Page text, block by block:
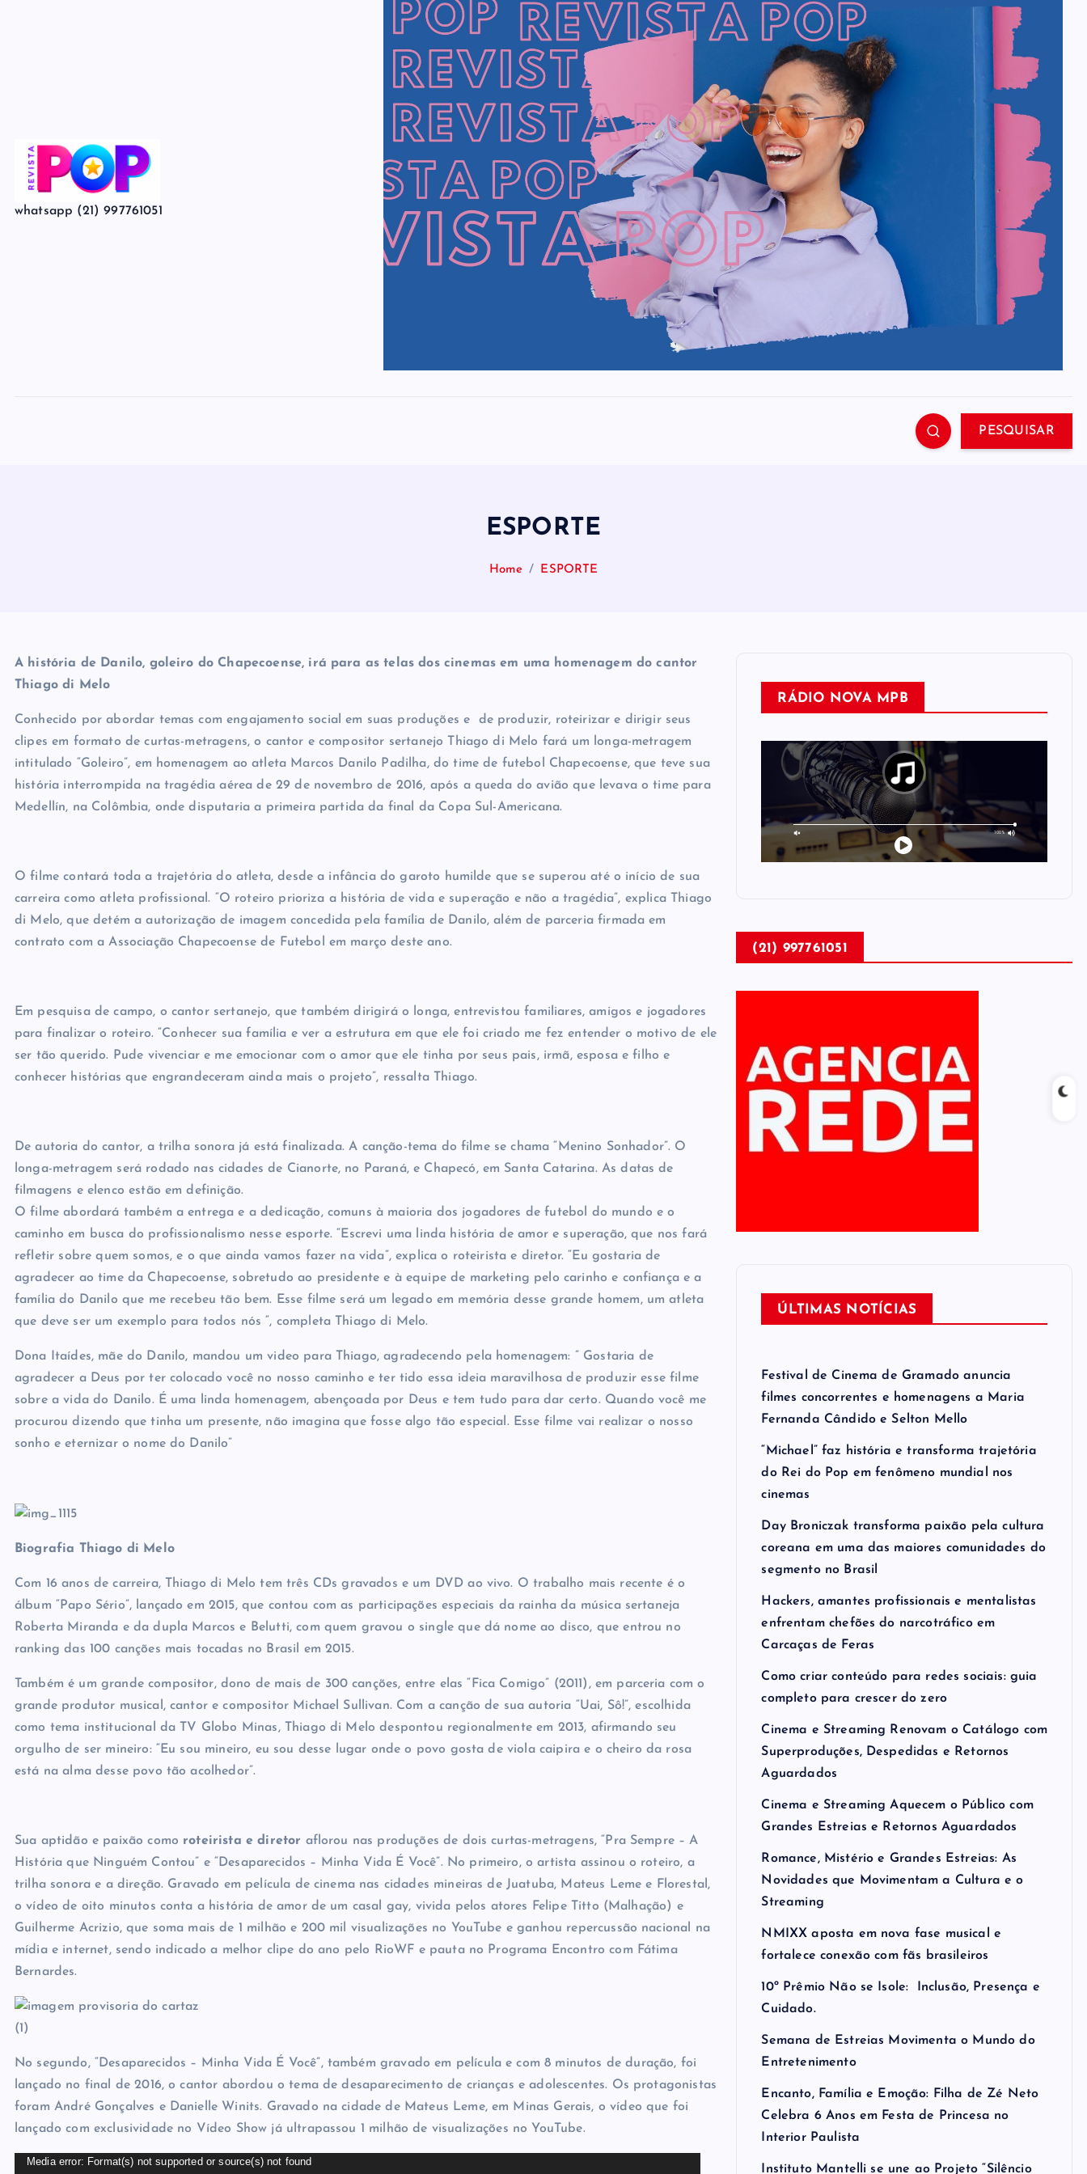
whatsapp (21) 997761051
PESQUISAR
ESPORTE
Home ESPORTE
A história de Danilo, goleiro do Chapecoense, irá para as telas dos cinemas em uma homenagem do cantor
Thiago di Melo
Conhecido por abordar temas com engajamento social em suas produções e de produzir, roteirizar e dirigir seus
clipes em formato de curtas-metragens, o cantor e compositor sertanejo Thiago di Melo fará um longa-metragem
intitulado “Goleiro”, em homenagem ao atleta Marcos Danilo Padilha, do time de futebol Chapecoense, que teve sua
história interrompida na tragédia aérea de 29 de novembro de 2016, após a queda do avião que levava o time para
Medellín, na Colômbia, onde disputaria a primeira partida da final da Copa Sul-Americana.
O filme contará toda a trajetória do atleta, desde a infância do garoto humilde que se superou até o início de sua
carreira como atleta profissional. “O roteiro prioriza a história de vida e superação e não a tragédia”, explica Thiago
di Melo, que detém a autorização de imagem concedida pela família de Danilo, além de parceria firmada em
contrato com a Associação Chapecoense de Futebol em março deste ano.
Em pesquisa de campo, o cantor sertanejo, que também dirigirá o longa, entrevistou familiares, amigos e jogadores
para finalizar o roteiro. “Conhecer sua família e ver a estrutura em que ele foi criado me fez entender o motivo de ele
ser tão querido. Pude vivenciar e me emocionar com o amor que ele tinha por seus pais, irmã, esposa e filho e
conhecer histórias que engrandeceram ainda mais o projeto”, ressalta Thiago.
De autoria do cantor, a trilha sonora já está finalizada. A canção-tema do filme se chama “Menino Sonhador”. O
longa-metragem será rodado nas cidades de Cianorte, no Paraná, e Chapecó, em Santa Catarina. As datas de
filmagens e elenco estão em definição.
O filme abordará também a entrega e a dedicação, comuns à maioria dos jogadores de futebol do mundo e o
caminho em busca do profissionalismo nesse esporte. “Escrevi uma linda história de amor e superação, que nos fará
refletir sobre quem somos, e o que ainda vamos fazer na vida”, explica o roteirista e diretor. “Eu gostaria de
agradecer ao time da Chapecoense, sobretudo ao presidente e à equipe de marketing pelo carinho e confiança e a
família do Danilo que me recebeu tão bem. Esse filme será um legado em memória desse grande homem, um atleta
que deve ser um exemplo para todos nós “, completa Thiago di Melo.
Dona Itaídes, mãe do Danilo, mandou um video para Thiago, agradecendo pela homenagem: ” Gostaria de
agradecer a Deus por ter colocado você no nosso caminho e ter tido essa ideia maravilhosa de produzir esse filme
sobre a vida do Danilo. É uma linda homenagem, abençoada por Deus e tem tudo para dar certo. Quando você me
procurou dizendo que tinha um presente, não imagina que fosse algo tão especial. Esse filme vai realizar o nosso
sonho e eternizar o nome do Danilo”
Biografia Thiago di Melo
Com 16 anos de carreira, Thiago di Melo tem três CDs gravados e um DVD ao vivo. O trabalho mais recente é o
álbum “Papo Sério”, lançado em 2015, que contou com as participações especiais da rainha da música sertaneja
Roberta Miranda e da dupla Marcos e Belutti, com quem gravou o single que dá nome ao disco, que entrou no
ranking das 100 canções mais tocadas no Brasil em 2015.
Também é um grande compositor, dono de mais de 300 canções, entre elas “Fica Comigo” (2011), em parceria com o
grande produtor musical, cantor e compositor Michael Sullivan. Com a canção de sua autoria “Uai, Sô!”, escolhida
como tema institucional da TV Globo Minas, Thiago di Melo despontou regionalmente em 2013, afirmando seu
orgulho de ser mineiro: “Eu sou mineiro, eu sou desse lugar onde o povo gosta de viola caipira e o cheiro da rosa
está na alma desse povo tão acolhedor”.
Sua aptidão e paixão como roteirista e diretor aflorou nas produções de dois curtas-metragens, “Pra Sempre – A
História que Ninguém Contou” e “Desaparecidos – Minha Vida É Você”. No primeiro, o artista assinou o roteiro, a
trilha sonora e a direção. Gravado em película de cinema nas cidades mineiras de Juatuba, Mateus Leme e Florestal,
o vídeo de oito minutos conta a história de amor de um casal gay, vivida pelos atores Felipe Titto (Malhação) e
Guilherme Acrizio, que soma mais de 1 milhão e 200 mil visualizações no YouTube e ganhou repercussão nacional na
mídia e internet, sendo indicado a melhor clipe do ano pelo RioWF e pauta no Programa Encontro com Fátima
Bernardes.
No segundo, “Desaparecidos – Minha Vida É Você”, também gravado em película e com 8 minutos de duração, foi
lançado no final de 2016, o cantor abordou o tema de desaparecimento de crianças e adolescentes. Os protagonistas
foram André Gonçalves e Danielle Winits. Gravado na cidade de Mateus Leme, em Minas Gerais, o vídeo que foi
lançado com exclusividade no Vídeo Show já ultrapassou 1 milhão de visualizações no YouTube.
Media error: Format(s) not supported or source(s) not found
RÁDIO NOVA MPB
(21) 997761051
ÚLTIMAS NOTÍCIAS
Festival de Cinema de Gramado anuncia
filmes concorrentes e homenagens a Maria
Fernanda Cândido e Selton Mello
“Michael” faz história e transforma trajetória
do Rei do Pop em fenômeno mundial nos
cinemas
Day Broniczak transforma paixão pela cultura
coreana em uma das maiores comunidades do
segmento no Brasil
Hackers, amantes profissionais e mentalistas
enfrentam chefões do narcotráfico em
Carcaças de Feras
Como criar conteúdo para redes sociais: guia
completo para crescer do zero
Cinema e Streaming Renovam o Catálogo com
Superproduções, Despedidas e Retornos
Aguardados
Cinema e Streaming Aquecem o Público com
Grandes Estreias e Retornos Aguardados
Romance, Mistério e Grandes Estreias: As
Novidades que Movimentam a Cultura e o
Streaming
NMIXX aposta em nova fase musical e
fortalece conexão com fãs brasileiros
10º Prêmio Não se Isole: Inclusão, Presença e
Cuidado.
Semana de Estreias Movimenta o Mundo do
Entretenimento
Encanto, Família e Emoção: Filha de Zé Neto
Celebra 6 Anos em Festa de Princesa no
Interior Paulista
Instituto Mantelli se une ao Projeto “Silêncio